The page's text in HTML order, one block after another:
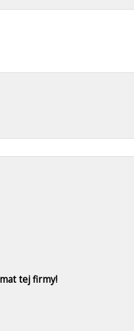
tej firmy!